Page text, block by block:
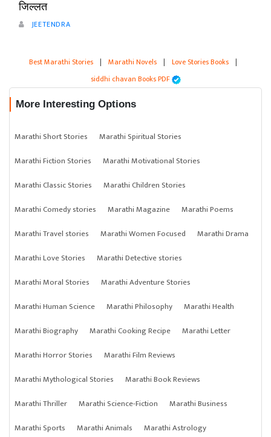
जिल्लत
JEETENDRA
Best Marathi Stories | Marathi Novels | Love Stories Books |
siddhi chavan Books PDF
More Interesting Options
Marathi Short Stories
Marathi Spiritual Stories
Marathi Fiction Stories
Marathi Motivational Stories
Marathi Classic Stories
Marathi Children Stories
Marathi Comedy stories
Marathi Magazine
Marathi Poems
Marathi Travel stories
Marathi Women Focused
Marathi Drama
Marathi Love Stories
Marathi Detective stories
Marathi Moral Stories
Marathi Adventure Stories
Marathi Human Science
Marathi Philosophy
Marathi Health
Marathi Biography
Marathi Cooking Recipe
Marathi Letter
Marathi Horror Stories
Marathi Film Reviews
Marathi Mythological Stories
Marathi Book Reviews
Marathi Thriller
Marathi Science-Fiction
Marathi Business
Marathi Sports
Marathi Animals
Marathi Astrology